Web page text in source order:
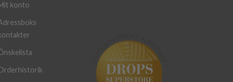
konto